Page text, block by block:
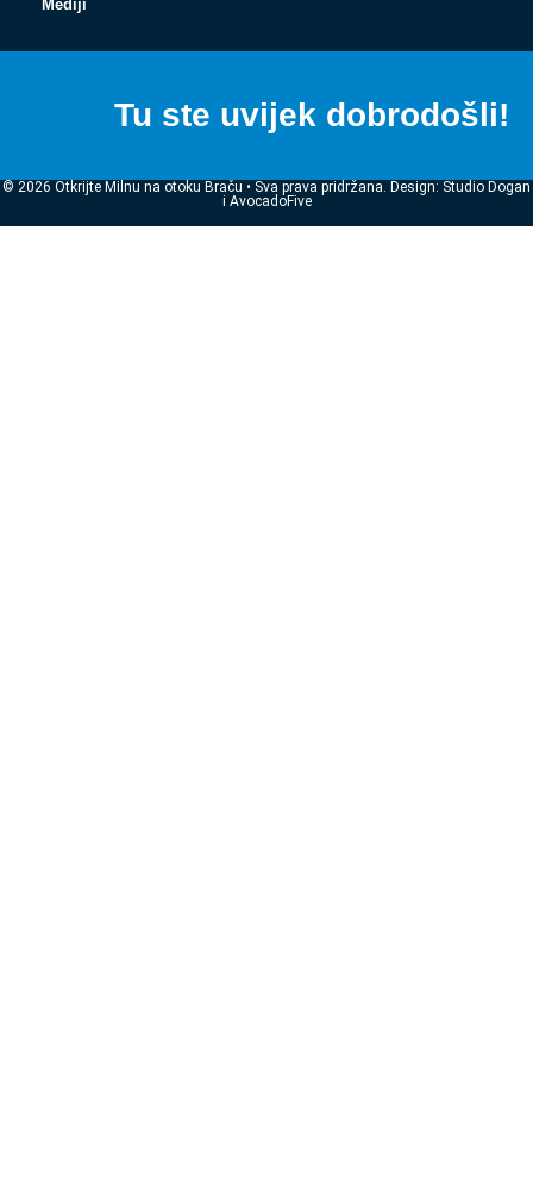
Mediji
Tu ste uvijek dobrodošli!
© 2026 Otkrijte Milnu na otoku Braču • Sva prava pridržana. Design: Studio Dogan
i AvocadoFive